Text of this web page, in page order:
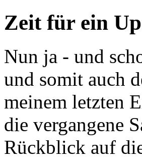
Zeit für ein
Nun ja - und
und somit auch
meinem letzten
die vergangene
Rückblick auf